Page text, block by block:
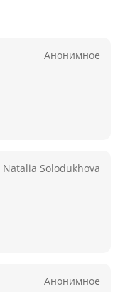
Анонимное
Natalia Solodukhova
Анонимное